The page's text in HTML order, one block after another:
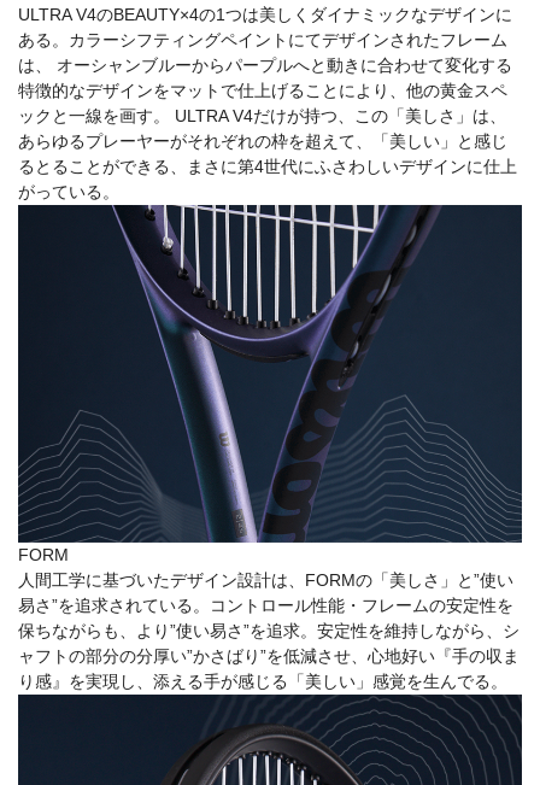
ULTRA V4のBEAUTY×4の1つは美しくダイナミックなデザインに
ある。カラーシフティングペイントにてデザインされたフレーム
は、 オーシャンブルーからパープルへと動きに合わせて変化する
特徴的なデザインをマットで仕上げることにより、他の黄金スペ
ックと一線を画す。 ULTRA V4だけが持つ、この「美しさ」は、
あらゆるプレーヤーがそれぞれの枠を超えて、「美しい」と感じ
るとることができる、まさに第4世代にふさわしいデザインに仕上
がっている。
FORM
人間工学に基づいたデザイン設計は、FORMの「美しさ」と”使い
易さ”を追求されている。コントロール性能・フレームの安定性を
保ちながらも、より”使い易さ”を追求。安定性を維持しながら、シ
ャフトの部分の分厚い”かさばり”を低減させ、心地好い『手の収ま
り感』を実現し、添える手が感じる「美しい」感覚を生んでる。